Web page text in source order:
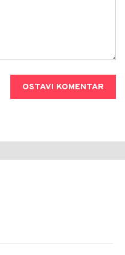
OSTAVI KOMENTAR